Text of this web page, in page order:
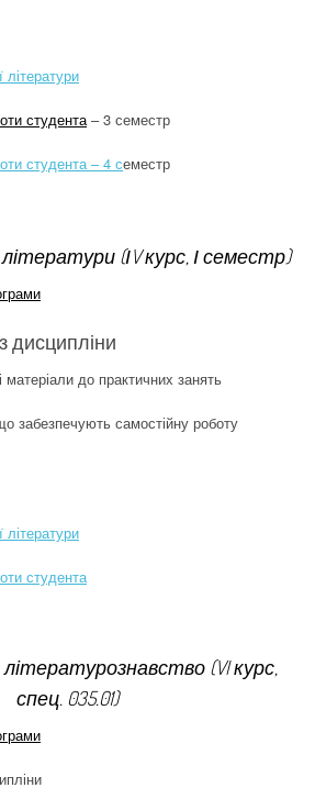
студента– 3 семестр
студента – 4 семестр
літератури (ІV курс, І семестр)
дисципліни
матеріали до практичних занять
забезпечують самостійну роботу
студента
(VI курс,
спец. 035.01)